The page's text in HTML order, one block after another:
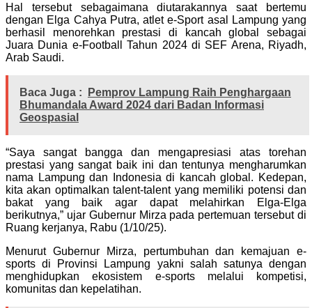
Hal tersebut sebagaimana diutarakannya saat bertemu
dengan Elga Cahya Putra, atlet e-Sport asal Lampung yang
berhasil menorehkan prestasi di kancah global sebagai
Juara Dunia e-Football Tahun 2024 di SEF Arena, Riyadh,
Arab Saudi.
Baca Juga :
Pemprov Lampung Raih Penghargaan
Bhumandala Award 2024 dari Badan Informasi
Geospasial
“Saya sangat bangga dan mengapresiasi atas torehan
prestasi yang sangat baik ini dan tentunya mengharumkan
nama Lampung dan Indonesia di kancah global. Kedepan,
kita akan optimalkan talent-talent yang memiliki potensi dan
bakat yang baik agar dapat melahirkan Elga-Elga
berikutnya,” ujar Gubernur Mirza pada pertemuan tersebut di
Ruang kerjanya, Rabu (1/10/25).
Menurut Gubernur Mirza, pertumbuhan dan kemajuan e-
sports di Provinsi Lampung yakni salah satunya dengan
menghidupkan ekosistem e-sports melalui kompetisi,
komunitas dan kepelatihan.